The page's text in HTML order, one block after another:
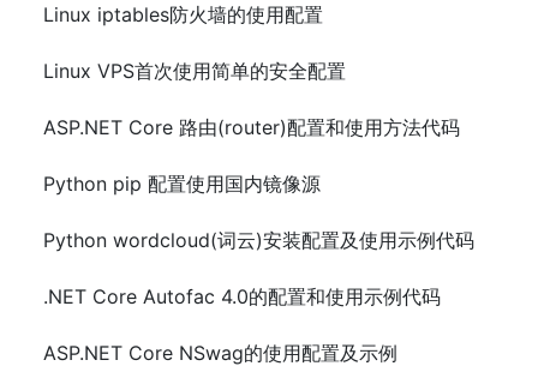
Linux iptables防火墙的使用配置
Linux VPS首次使用简单的安全配置
ASP.NET Core 路由(router)配置和使用方法代码
Python pip 配置使用国内镜像源
Python wordcloud(词云)安装配置及使用示例代码
.NET Core Autofac 4.0的配置和使用示例代码
ASP.NET Core NSwag的使用配置及示例